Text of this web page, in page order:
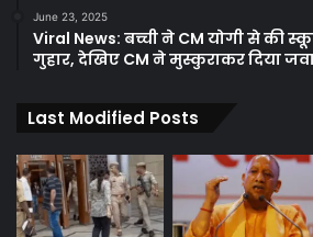
June 23, 2025
Viral News: बच्ची ने CM योगी से की
गुहार, देखिए CM ने मुस्कुराकर दिया
Last Modified Posts